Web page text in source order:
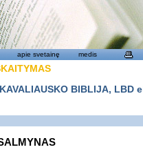
apie svetainę medis
BIBLIJA,